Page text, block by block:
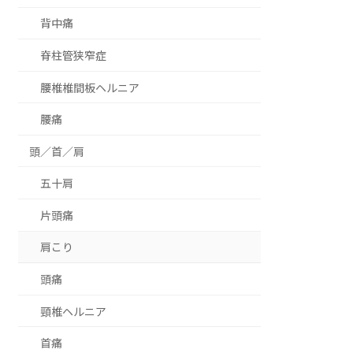
背中痛
脊柱管狭窄症
腰椎椎間板ヘルニア
腰痛
頭／首／肩
五十肩
片頭痛
肩こり
頭痛
頸椎ヘルニア
首痛